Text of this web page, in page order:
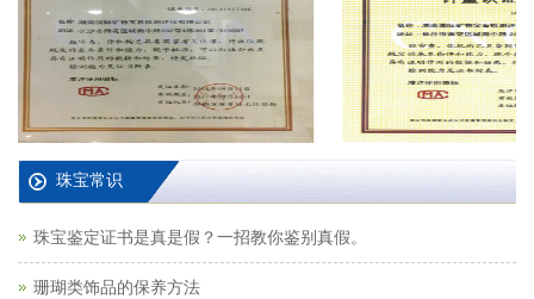
珠宝常识
珠宝鉴定证书是真是假？一招教你鉴别真假。
珊瑚类饰品的保养方法